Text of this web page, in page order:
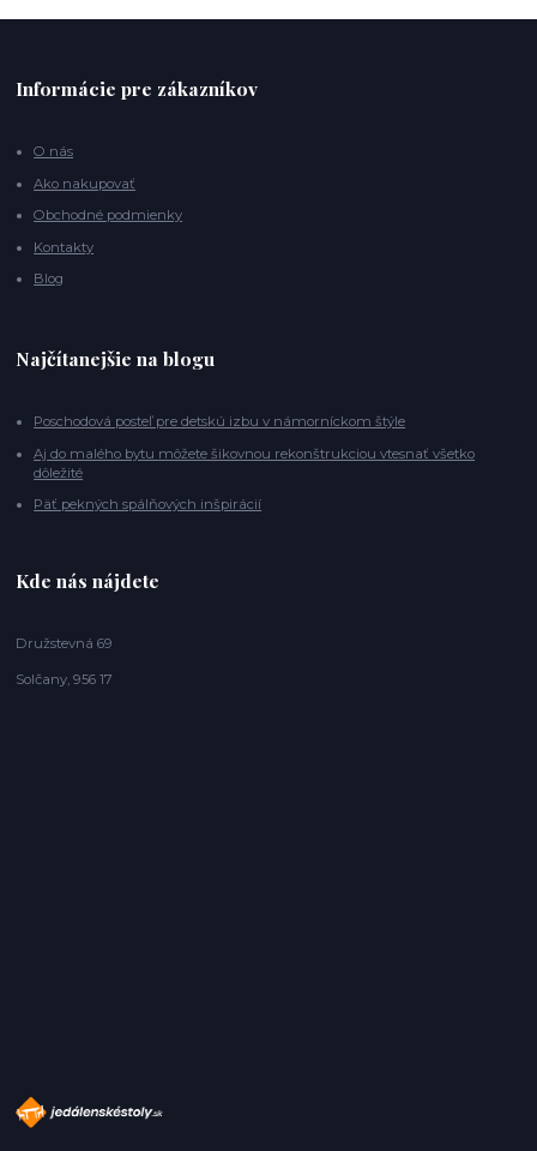
Informácie pre zákazníkov
O nás
Ako nakupovať
Obchodné podmienky
Kontakty
Blog
Najčítanejšie na blogu
Poschodová posteľ pre detskú izbu v námorníckom štýle
Aj do malého bytu môžete šikovnou rekonštrukciou vtesnať všetko
dôležité
Päť pekných spálňových inšpirácií
Kde nás nájdete
Družstevná 69
Solčany, 956 17